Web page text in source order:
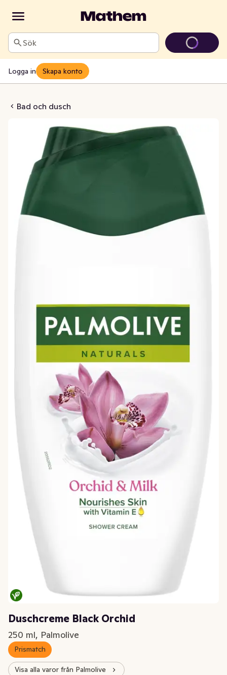
Sök
Logga in Skapa konto
Bad och dusch
Black Orchid
Duschcreme Black Orchid
250 ml, Palmolive
Prismatch
Visa alla varor från Palmolive